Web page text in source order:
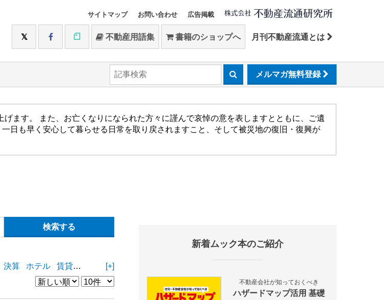
サイトマップ お問い合わせ 広告掲載
不動産用語集 書籍のショップへ 月刊不動産流通とは
メルマガ無料登録
ます。 また、お亡くなりになられた方々に謹んで哀悼の意を表しますとともに、ご遺
日も早く安心して暮らせる日常を取り戻されますこと、そして被災地の復旧・復興が
決算 ホテル 賃貸住宅 物流施設
[+]
新着ムック本のご紹介
不動産会社が知っておくべき
ハザードマップ活用 基礎